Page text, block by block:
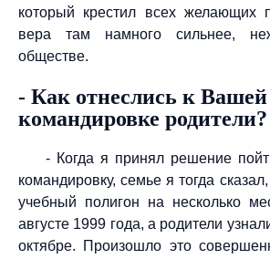
который крестил всех желающих
вера там намного сильнее,
обществе.
- Как отнеслись к Вашей
командировке родители?
- Когда я принял решение
командировку, семье я тогда
учебный полигон на несколько
августе 1999 года, а родители
октябре. Произошло это